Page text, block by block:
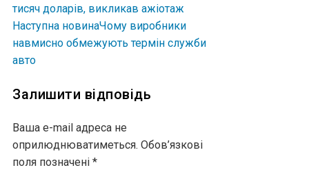
тисяч доларів, викликав ажіотаж
Наступна новинаЧому виробники
навмисно обмежують термін служби
авто
Залишити відповідь
Ваша e-mail адреса не
оприлюднюватиметься. Обов’язкові
поля позначені *